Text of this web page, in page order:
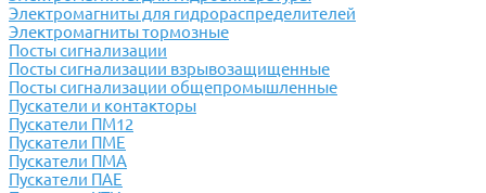
Электромагниты для гидрораспределителей
Электромагниты тормозные
Посты сигнализации
Посты сигнализации взрывозащищенные
Посты сигнализации общепромышленные
Пускатели и контакторы
Пускатели ПМ12
Пускатели ПМЕ
Пускатели ПМА
Пускатели ПАЕ